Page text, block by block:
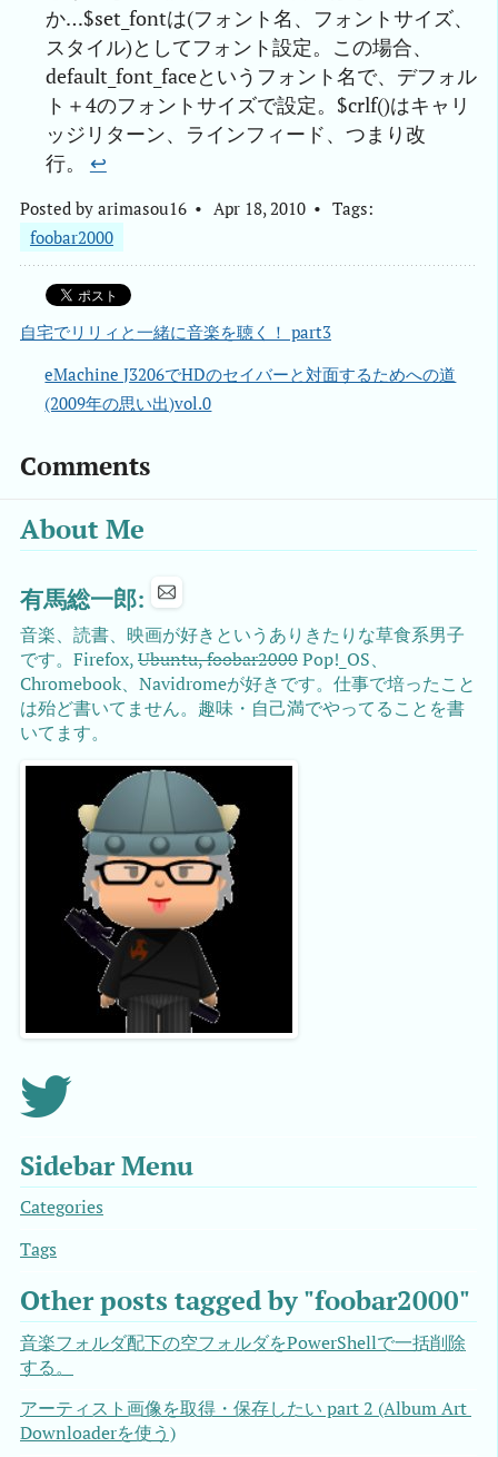
か…$set_fontは(フォント名、フォントサイズ、
スタイル)としてフォント設定。この場合、
default_font_faceというフォント名で、デフォル
ト＋4のフォントサイズで設定。$crlf()はキャリ
ッジリターン、ラインフィード、つまり改
行。 ↩︎
Posted by arimasou16 Apr 18, 2010
Tags:
foobar2000
自宅でリリィと一緒に音楽を聴く！ part3
eMachine J3206でHDのセイバーと対面するためへの道
(2009年の思い出)vol.0
Comments
About Me
有馬総一郎:
音楽、読書、映画が好きというありきたりな草食系男子
です。Firefox,Ubuntu, foobar2000Pop!_OS、
Chromebook、Navidromeが好きです。仕事で培ったこと
は殆ど書いてません。趣味・自己満でやってることを書
いてます。
Sidebar Menu
Categories
Tags
Other posts tagged by "foobar2000"
音楽フォルダ配下の空フォルダをPowerShellで一括削除
する。
アーティスト画像を取得・保存したい part 2 (Album Art
Downloaderを使う)